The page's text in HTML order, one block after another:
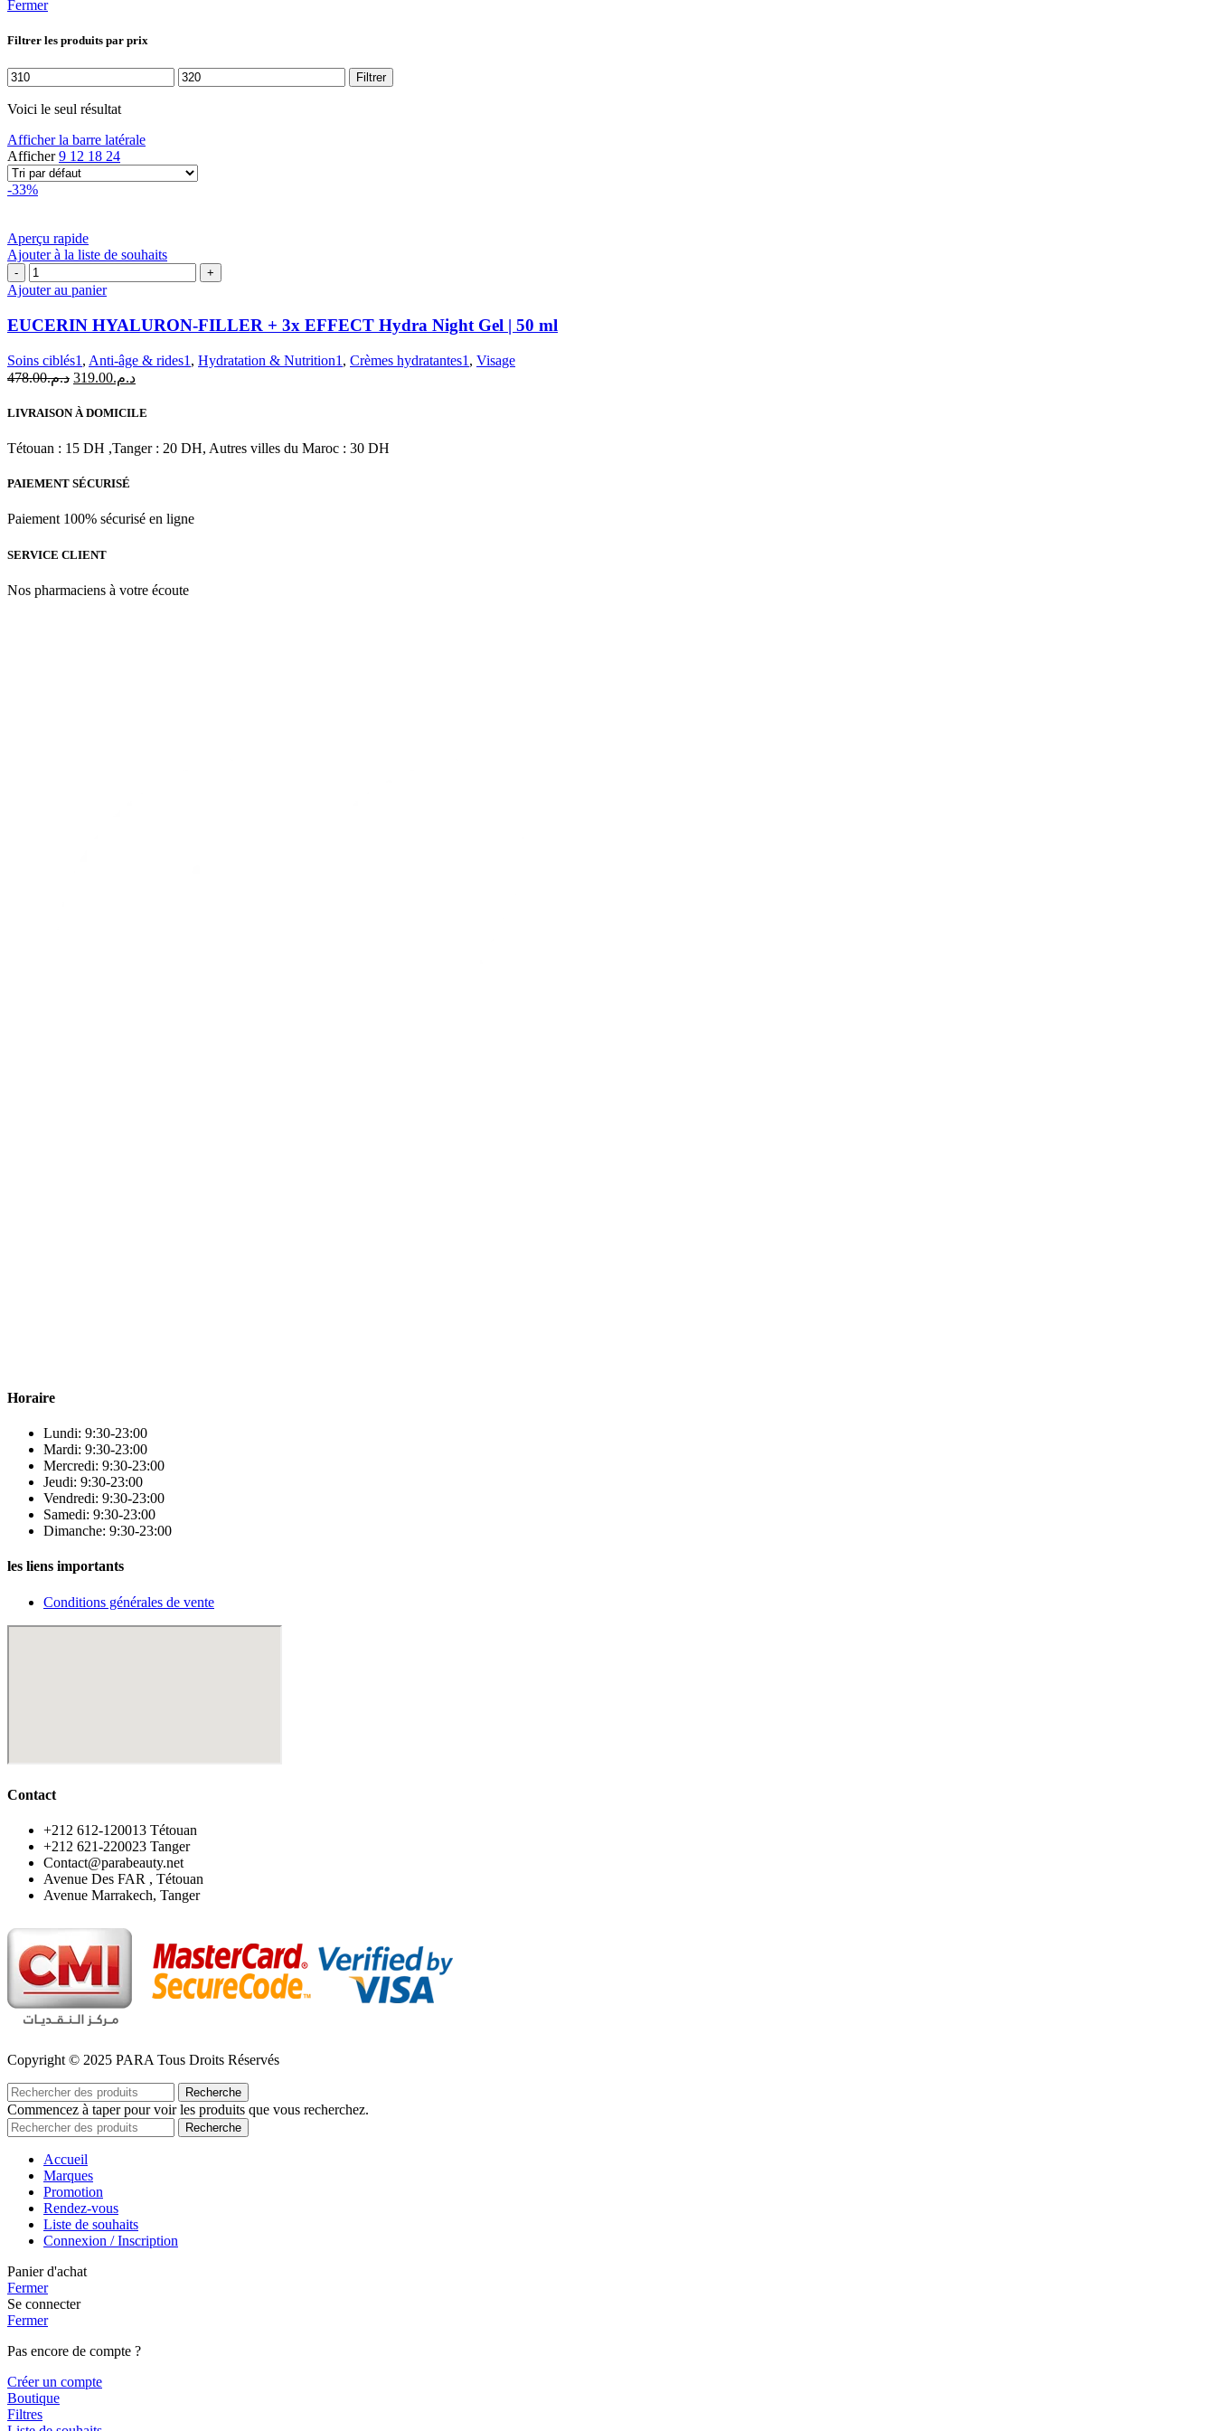
Fermer
Filtrer les produits par prix
Prix
min
Prix
max
Filtrer
Voici le seul résultat
Afficher la barre latérale
Afficher9 12 18 24
-33%
Aperçu rapide
Ajouter à la liste de souhaits
quantité
de
EUCERIN
HYALURON-
FILLER
3x
EFFECT
Night
|
ml
Ajouter au panier
EUCERIN HYALURON-FILLER + 3x EFFECT Hydra Night Gel | 50 ml
Soins ciblés1 , Anti-âge & rides1 , Hydratation & Nutrition1 , Crèmes hydratantes1 , Visage
د.م.478.00
Le
initial
د.م.319.00
Le
actuel
د.م.319.00.
LIVRAISON À DOMICILE
Tétouan : 15 DH ,Tanger : 20 DH, Autres villes du Maroc : 30 DH
PAIEMENT SÉCURISÉ
Paiement 100% sécurisé en ligne
SERVICE CLIENT
Nos pharmaciens à votre écoute
Horaire
Lundi: 9:30-23:00
Mardi: 9:30-23:00
Mercredi: 9:30-23:00
Jeudi: 9:30-23:00
Vendredi: 9:30-23:00
Samedi: 9:30-23:00
Dimanche: 9:30-23:00
les liens importants
Conditions générales de vente
Contact
‪+212 612-120013 Tétouan
‪+212 621-220023 Tanger
Contact@parabeauty.net
Avenue Des FAR , Tétouan
Avenue Marrakech, Tanger
Copyright © 2025 PARA Tous Droits Réservés
Recherche
Commencez à taper pour voir les produits que vous recherchez.
Recherche
Accueil
Marques
Promotion
Rendez-vous
Liste de souhaits
Connexion / Inscription
Panier d'achat
Fermer
Se connecter
Fermer
Pas encore de compte ?
Créer un compte
Boutique
Filtres